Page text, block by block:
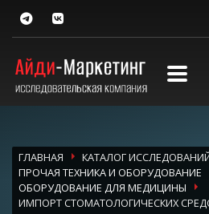
ГЛАВНАЯ
КАТАЛОГ
ПРОЧАЯ ТЕХНИКА И ОБОРУДОВАНИЕ
ОБОРУДОВАНИЕ ДЛЯ МЕДИЦИНЫ
ИМПОРТ СТОМАТОЛОГИЧЕСКИХ